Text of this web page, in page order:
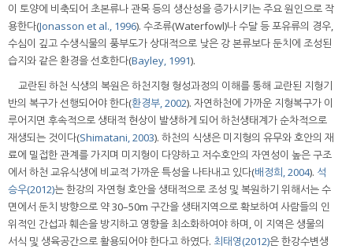
이 토양에 비축되어 초본류나 관목 등의 생산성을 증가시키는 주요 원인으로 작
용한다(Jonasson et al., 1996). 수조류(Waterfowl)나 수달 등 포유류의 경우,
수심이 깊고 수생식물의 풍부도가 상대적으로 낮은 강 본류보다 둔치에 조성된
습지와 같은 환경을 선호한다(Bayley, 1991).
교란된 하천 식생의 복원은 하천지형 형성과정의 이해를 통해 교란된 지형기
반의 복구가 선행되어야 한다(환경부, 2002). 자연하천에 가까운 지형복구가 이
루어지면 후속적으로 생태적 현상이 발생하게 되어 하천생태계가 순차적으로
재생되는 것이다(Shimatani, 2003). 하천의 식생은 미지형의 유무와 호안의 재
료에 밀접한 관계를 가지며 미지형이 다양하고 저수호안의 자연성이 높은 구조
에서 하천 교유식생에 비교적 가까운 특성을 나타내고 있다(배정희, 2004). 석
승우(2012)는 한강의 자연형 호안을 생태적으로 조성 및 복원하기 위해서는 수
면에서 둔치 방향으로 약 30–50m 구간을 생태지역으로 확보하여 사람들의 인
위적인 간섭과 훼손을 방지하고 영향을 최소화하여야 하며, 이 지역은 생물의
서식 및 생육공간으로 활용되어야 한다고 하였다. 최태영(2012)은 한강수변생